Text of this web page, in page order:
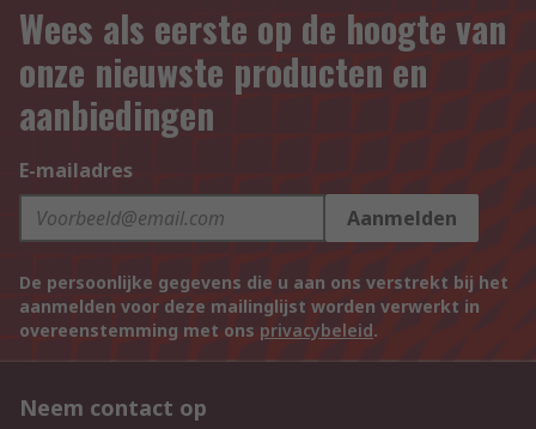
Wees als eerste op de hoogte van
onze nieuwste producten en
aanbiedingen
E-mailadres
Aanmelden
De persoonlijke gegevens die u aan ons verstrekt bij het
aanmelden voor deze mailinglijst worden verwerkt in
overeenstemming met ons privacybeleid.
Neem contact op